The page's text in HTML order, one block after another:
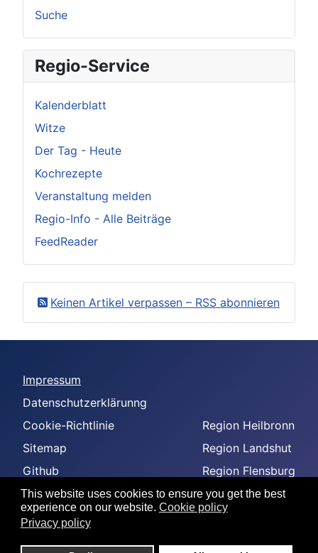
This website uses cookies to ensure you get the best
experience on our website. Cookie policy
Privacy policy
Suche
Regio-Service
Kalenderblatt
Witze
Der Tag - Heute
Kochrezepte
Veranstaltung melden
Regio-Info - Alle Beiträge
FeedReader
Keinen Artikel verpassen – RSS abonnieren
Impressum
Datenschutzerklärunng
Cookie-Richtlinie
Sitemap
Github
-
--
Region Heilbronn
Region Landshut
Region Flensburg
Region Amberg